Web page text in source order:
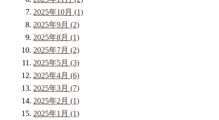
2025年10月 (1)
2025年9月 (2)
2025年8月 (1)
2025年7月 (2)
2025年5月 (3)
2025年4月 (6)
2025年3月 (7)
2025年2月 (1)
2025年1月 (1)